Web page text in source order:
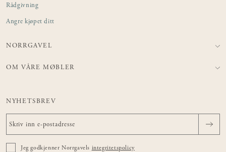
Rådgivning
Angre kjøpet ditt
NORRGAVEL
OM VÅRE MØBLER
NYHETSBREV
Jeg godkjenner Norrgavels integritetspolicy